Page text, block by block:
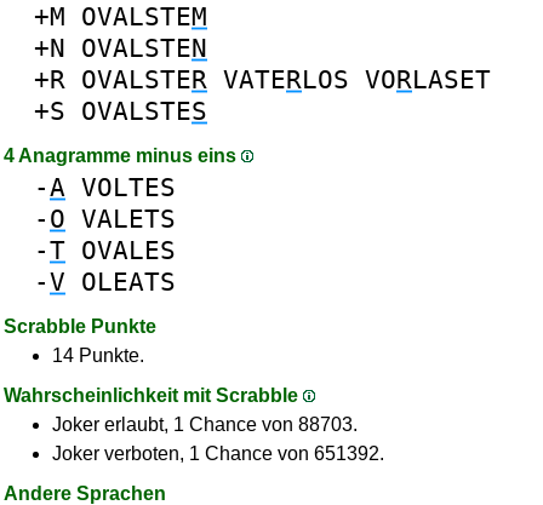
+M OVALSTEM
+N OVALSTEN
+R OVALSTER VATERLOS VORLASET
+S OVALSTES
4 Anagramme minus eins
-A VOLTES
- O VALETS
-T OVALES
-V OLEATS
Scrabble Punkte
14 Punkte.
Wahrscheinlichkeit mit Scrabble
Joker erlaubt, 1 Chance von 88703.
Joker verboten, 1 Chance von 651392.
Andere Sprachen